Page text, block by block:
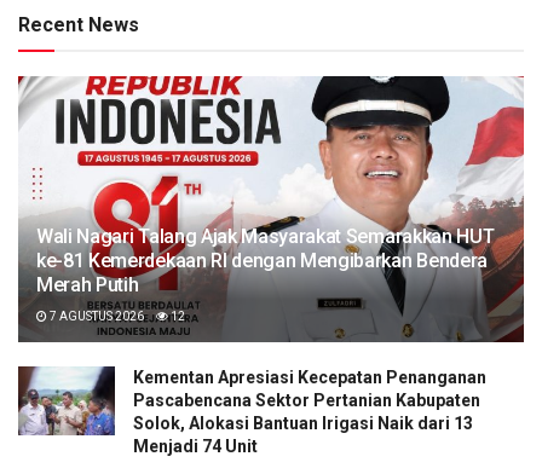
Recent News
Wali Nagari Talang Ajak Masyarakat Semarakkan HUT
ke-81 Kemerdekaan RI dengan Mengibarkan Bendera
Merah Putih
7 AGUSTUS 2026 12
Kementan Apresiasi Kecepatan Penanganan
Pascabencana Sektor Pertanian Kabupaten
Solok, Alokasi Bantuan Irigasi Naik dari 13
Menjadi 74 Unit